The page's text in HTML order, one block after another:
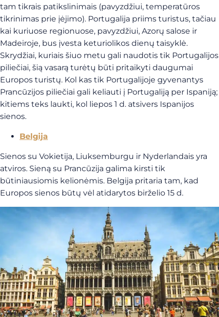
tam tikrais patikslinimais (pavyzdžiui, temperatūros
tikrinimas prie įėjimo). Portugalija priims turistus, tačiau
kai kuriuose regionuose, pavyzdžiui, Azorų salose ir
Madeiroje, bus įvesta keturiolikos dienų taisyklė.
Skrydžiai, kuriais šiuo metu gali naudotis tik Portugalijos
piliečiai, šią vasarą turėtų būti pritaikyti daugumai
Europos turistų. Kol kas tik Portugalijoje gyvenantys
Prancūzijos piliečiai gali keliauti į Portugaliją per Ispaniją;
kitiems teks laukti, kol liepos 1 d. atsivers Ispanijos
sienos.
Belgija
Sienos su Vokietija, Liuksemburgu ir Nyderlandais yra
atviros. Sieną su Prancūzija galima kirsti tik
būtiniausiomis kelionėmis. Belgija pritaria tam, kad
Europos sienos būtų vėl atidarytos birželio 15 d.